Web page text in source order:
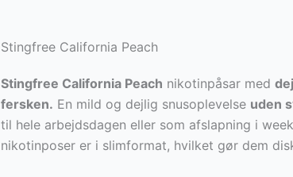
Stingfree California Peach
Stingfree California Peach nikotinpåsar med
fersken. En mild og dejlig snusoplevelse uden
til hele arbejdsdagen eller som afslapning i
nikotinposer er i slimformat, hvilket gør dem